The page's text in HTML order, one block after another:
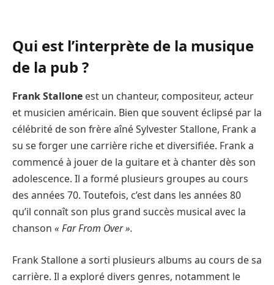
Qui est l’interprète de la musique
de la pub ?
Frank Stallone est un chanteur, compositeur, acteur
et musicien américain. Bien que souvent éclipsé par la
célébrité de son frère aîné Sylvester Stallone, Frank a
su se forger une carrière riche et diversifiée. Frank a
commencé à jouer de la guitare et à chanter dès son
adolescence. Il a formé plusieurs groupes au cours
des années 70. Toutefois, c’est dans les années 80
qu’il connaît son plus grand succès musical avec la
chanson « Far From Over ».
Frank Stallone a sorti plusieurs albums au cours de sa
carrière. Il a exploré divers genres, notamment le